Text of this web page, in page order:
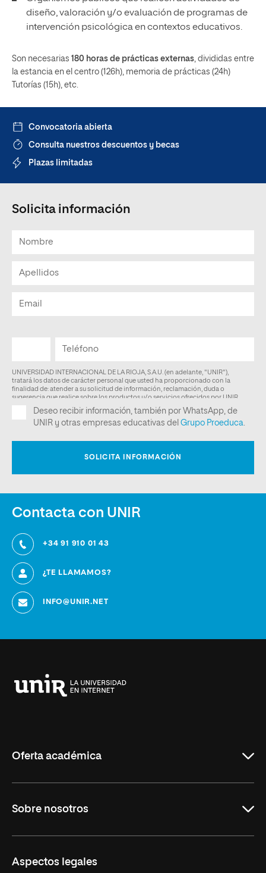
diseño, valoración y/o evaluación de programas de
intervención psicológica en contextos educativos.
Son necesarias 180 horas de prácticas externas, divididas entre
la estancia en el centro (126h), memoria de prácticas (24h)
Tutorías (15h), etc.
Convocatoria abierta
Consulta nuestros descuentos y becas
Plazas limitadas
Solicita información
Contacta con UNIR
+34 91 910 01 43
¿TE LLAMAMOS?
INFO@UNIR.NET
Oferta académica
Derecho
Empresa
Sobre nosotros
Nuestro Equipo
Aspectos legales